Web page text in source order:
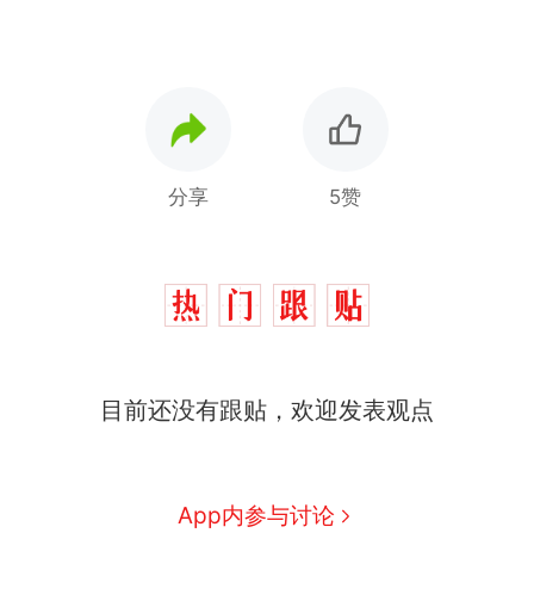
分享 5赞
目前还没有跟贴，欢迎发表观点
App内参与讨论
争议，此前一天内数万人从摩
洛哥涌入西班牙
新 费大厨“全国小炒肉大王”称
号，仅凭视频评出？中国烹饪